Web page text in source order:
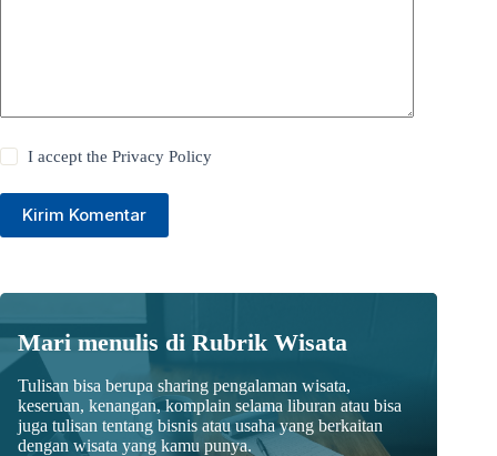
I accept thePrivacy Policy
Kirim Komentar
Mari menulis di Rubrik Wisata
Tulisan bisa berupa sharing pengalaman wisata,
keseruan, kenangan, komplain selama liburan atau bisa
juga tulisan tentang bisnis atau usaha yang berkaitan
dengan wisata yang kamu punya.